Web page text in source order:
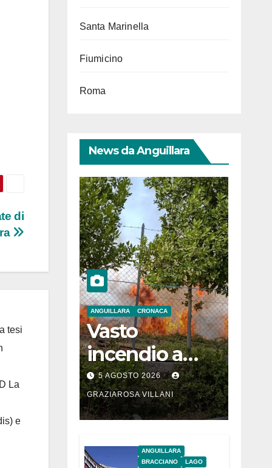
di
tesi
La
e
Santa Marinella
Fiumicino
Roma
News da Anguillara
ANGUILLARA CRONACA
Vasto
incendio a
Martignano
5 AGOSTO 2026
GRAZIAROSA VILLANI
ANGUILLARA
BRACCIANO
LAGO